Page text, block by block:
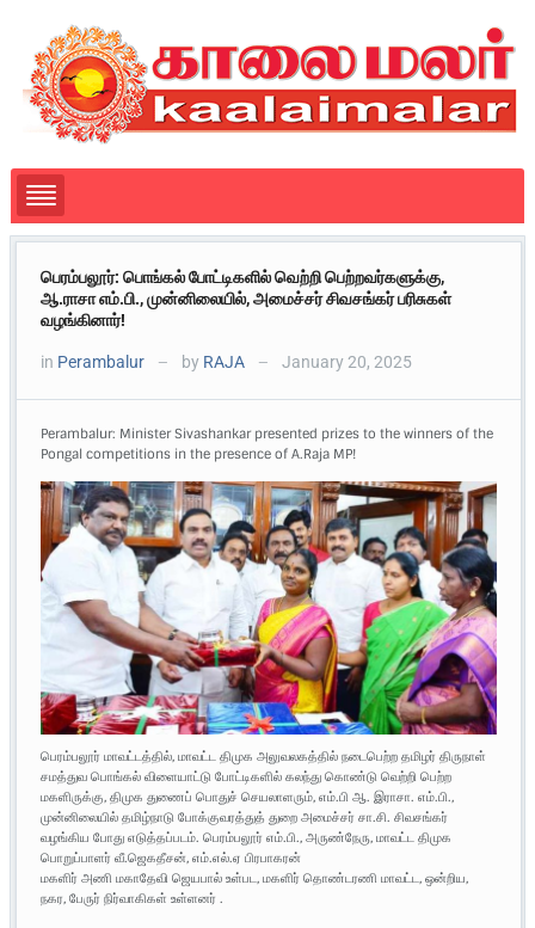
பெரம்பலூர்: பொங்கல் போட்டிகளில் வெற்றி பெற்றவர்களுக்கு,
ஆ.ராசா எம்.பி., முன்னிலையில், அமைச்சர் சிவசங்கர் பரிசுகள்
வழங்கினார்!
in Perambalur — by RAJA — January 20, 2025
Perambalur: Minister Sivashankar presented prizes to the winners of the
Pongal competitions in the presence of A.Raja MP!
பெரம்பலூர் மாவட்டத்தில், மாவட்ட திமுக அலுவலகத்தில் நடைபெற்ற தமிழர் திருநாள்
சமத்துவ பொங்கல் விளையாட்டு போட்டிகளில் கலந்து கொண்டு வெற்றி பெற்ற
மகளிருக்கு, திமுக துணைப் பொதுச் செயலாளரும், எம்.பி ஆ. இராசா. எம்.பி.,
முன்னிலையில் தமிழ்நாடு போக்குவரத்துத் துறை அமைச்சர் சா.சி. சிவசங்கர்
வழங்கிய போது எடுத்தப்படம். பெரம்பலூர் எம்.பி., அருண்நேரு, மாவட்ட திமுக
பொறுப்பாளர் வீ.ஜெகதீசன், எம்.எல்.ஏ பிரபாகரன்
மகளிர் அணி மகாதேவி ஜெயபால் உள்பட, மகளிர் தொண்டரணி மாவட்ட, ஒன்றிய,
நகர, பேருர் நிர்வாகிகள் உள்ளனர் .